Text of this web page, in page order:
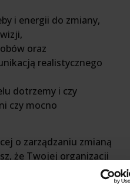
i energii do zmiany,
oraz
realistycznego
dotrzemy i czy
czy mocno
o zarządzaniu zmianą
że Twojej organizacji
Managementu?